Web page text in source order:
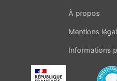
À propos
Mentions
Informations